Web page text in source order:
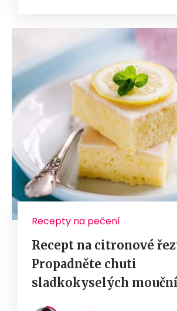
Recepty na pečení
Recept na citronové
Propadněte chuti
sladkokyselých